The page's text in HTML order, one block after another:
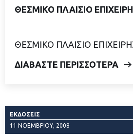
ΘΕΣΜΙΚΟ ΠΛΑΙΣΙΟ
ΘΕΣΜΙΚΟ ΠΛΑΙΣΙΟ
ΔΙΑΒΑΣΤΕ ΠΕΡΙΣΣΟΤΕΡΑ
ΕΚΔΌΣΕΙΣ
11 ΝΟΕΜΒΡΊΟΥ, 2008